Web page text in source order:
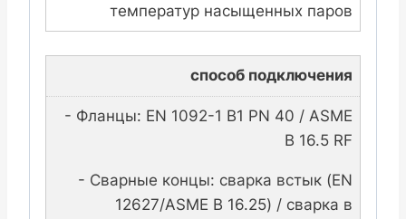
температур насыщенных паров
способ подключения
- Фланцы: EN 1092-1 B1 PN 40 / ASME
B 16.5 RF
- Сварные концы: сварка встык (EN
12627/ASME B 16.25) / сварка в